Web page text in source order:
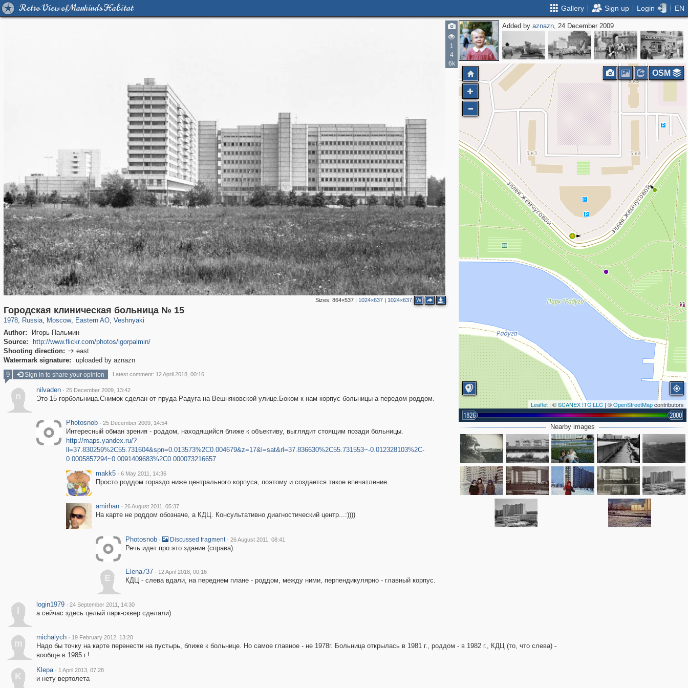
Retro View of Mankind's Habitat Gallery Sign up Login EN
1
4
6k
Sizes: 864×537| 1024×637| 1024×637 W
Городская клиническая больница № 15
1978, Russia
1,406,258 29,243
, Moscow
319,780 8,286
, Eastern AO
20,925 306
, Veshnyaki
2,289 66
Author:
Игорь Пальмин
Source:
http://www.flickr.com/photos/igorpalmin/
Shooting direction:  east
Watermark signature:
uploaded by aznazn
Added byaznazn, 24 December 2009
Leaflet | ©SCANEX ITC LLC | ©OpenStreetMapcontributors
1826 2000
OSM
Nearby images
9 Sign in to share your opinion Latest comment: 12 April 2018, 00:16
n
nilvaden · 25 December 2009, 13:42
Это 15 горбольница.Снимок сделан от пруда Радуга на Вешняковской улице.Боком к нам корпус больницы а передом роддом.
Photosnob · 25 December 2009, 14:54
Интересный обман зрения - роддом, находящийся ближе к объективу, выглядит стоящим позади больницы.
http://maps.yandex.ru/?
ll=37.830259%2C55.731604&spn=0.013573%2C0.004679&z=17&l=sat&rl=37.836630%2C55.731553~-0.012328103%2C-
0.0005857294~0.0091409683%2C0.000073216657
makk5 · 6 May 2011, 14:36
Просто роддом гораздо ниже центрального корпуса, поэтому и создается такое впечатление.
amirhan · 26 August 2011, 05:37
На карте не роддом обозначе, а КДЦ. Консультативно диагностический центр...:))))
Photosnob · Discussed fragment · 26 August 2011, 08:41
Речь идет про это здание (справа).
E
Elena737 · 12 April 2018, 00:16
КДЦ - слева вдали, на переднем плане - роддом, между ними, перпендикулярно - главный корпус.
login1979 · 24 September 2011, 14:30
а сейчас здесь целый парк-сквер сделали)
m
michalych · 19 February 2012, 13:20
Надо бы точку на карте перенести на пустырь, ближе к больнице. Но самое главное - не 1978г. Больница открылась в 1981 г., роддом - в 1982 г., КДЦ (то, что слева) -
вообще в 1985 г.!
K
Klepa · 1 April 2013, 07:28
и нету вертолета